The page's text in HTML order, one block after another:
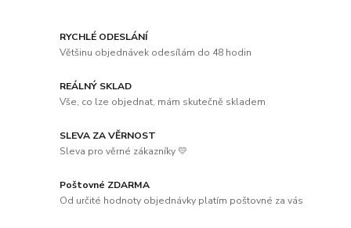
RYCHLÉ ODESLÁNÍ
Většinu objednávek odesílám do 48 hodin
REÁLNÝ SKLAD
Vše, co lze objednat, mám skutečně skladem
SLEVA ZA VĚRNOST
Sleva pro věrné zákazníky 💛
Poštovné ZDARMA
Od určité hodnoty objednávky platím poštovné za vás